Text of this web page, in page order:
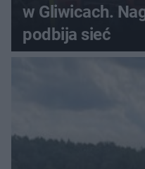
w Gliwicach.
podbija sieć